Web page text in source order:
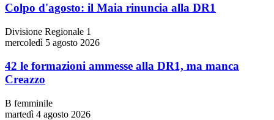
Colpo d'agosto: il Maia rinuncia alla DR1
Divisione Regionale 1
mercoledì 5 agosto 2026
42 le formazioni ammesse alla DR1, ma manca
Creazzo
B femminile
martedì 4 agosto 2026